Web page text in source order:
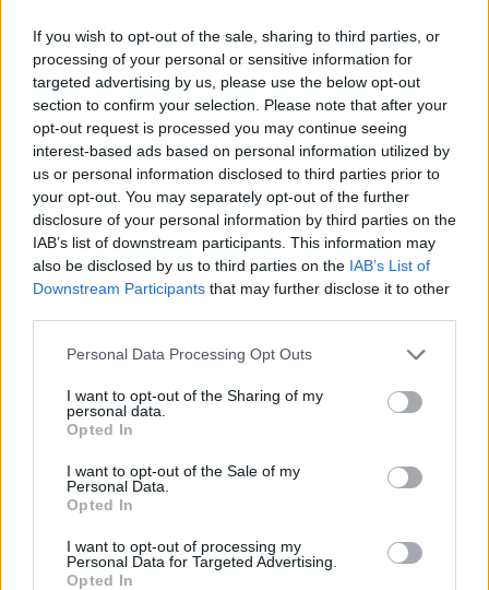
If you wish to opt-out of the sale, sharing to third parties, or
processing of your personal or sensitive information for
targeted advertising by us, please use the below opt-out
section to confirm your selection. Please note that after your
opt-out request is processed you may continue seeing
interest-based ads based on personal information utilized by
us or personal information disclosed to third parties prior to
your opt-out. You may separately opt-out of the further
disclosure of your personal information by third parties on the
IAB’s list of downstream participants. This information may
also be disclosed by us to third parties on the IAB’s List of
Downstream Participants that may further disclose it to other
Personal Data Processing Opt Outs
I want to opt-out of the Sharing of my
personal data.
Opted In
I want to opt-out of the Sale of my
Personal Data.
Opted In
I want to opt-out of processing my
Personal Data for Targeted Advertising.
Opted In
SENS
SOS (Șoșoacă)
POT (Gavrilă)
PACE (Peia)
Acțiunea Conservatoare (Târziu)
PDF (Lazarus)
PUSL (D. Voiculescu)
PNȚCD (Pavelescu)
PNCR (Terheș)
România pe Primul Loc (Ponta)
Altul
Arhiva sondajelor